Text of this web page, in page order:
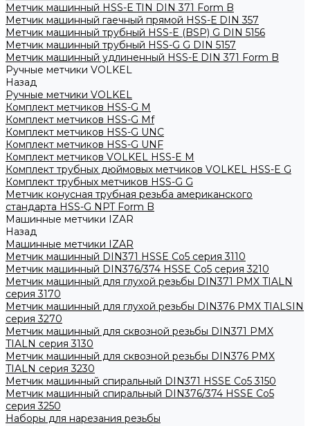
Метчик машинный HSS-Е TIN DIN 371 Form B
Метчик машинный гаечный прямой HSS-Е DIN 357
Метчик машинный трубный HSS-E (BSP) G DIN 5156
Метчик машинный трубный HSS-G G DIN 5157
Метчик машинный удлиненный HSS-Е DIN 371 Form B
Ручные метчики VOLKEL
Назад
Ручные метчики VOLKEL
Комплект метчиков HSS-G M
Комплект метчиков HSS-G Mf
Комплект метчиков HSS-G UNC
Комплект метчиков HSS-G UNF
Комплект метчиков VOLKEL HSS-E M
Комплект трубных дюймовых метчиков VOLKEL HSS-E G
Комплект трубных метчиков HSS-G G
Метчик конусная трубная резьба американского
стандарта HSS-G NPT Form B
Машинные метчики IZAR
Назад
Машинные метчики IZAR
Метчик машинный DIN371 HSSE Co5 серия 3110
Метчик машинный DIN376/374 HSSE Co5 серия 3210
Метчик машинный для глухой резьбы DIN371 PMX TIALN
серия 3170
Метчик машинный для глухой резьбы DIN376 PMX TIALSIN
серия 3270
Метчик машинный для сквозной резьбы DIN371 PMX
TIALN серия 3130
Метчик машинный для сквозной резьбы DIN376 PMX
TIALN серия 3230
Метчик машинный спиральный DIN371 HSSE Co5 3150
Метчик машинный спиральный DIN376/374 HSSE Co5
серия 3250
Наборы для нарезания резьбы